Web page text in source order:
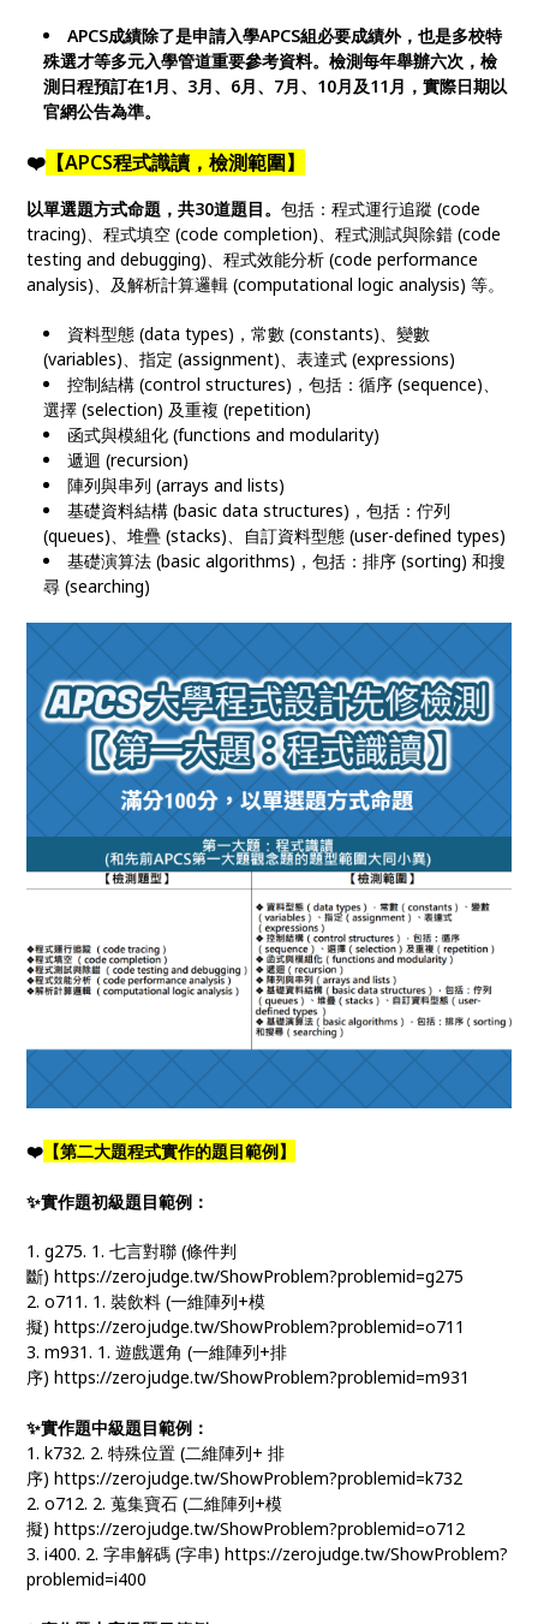
APCS成績除了是申請入學APCS組必要成績外，也是多校特
殊選才等多元入學管道重要參考資料。檢測每年舉辦六次，檢
測日程預訂在1月、3月、6月、7月、10月及11月，實際日期以
官網公告為準。
❤️ 【APCS程式識讀，檢測範圍】
以單選題方式命題，共30道題目。包括：程式運行追蹤 (code
tracing)、程式填空 (code completion)、程式測試與除錯 (code
testing and debugging)、程式效能分析 (code performance
analysis)、及解析計算邏輯 (computational logic analysis) 等。
資料型態 (data types)，常數 (constants)、變數
(variables)、指定 (assignment)、表達式 (expressions)
控制結構 (control structures)，包括：循序 (sequence)、
選擇 (selection) 及重複 (repetition)
函式與模組化 (functions and modularity)
遞迴 (recursion)
陣列與串列 (arrays and lists)
基礎資料結構 (basic data structures)，包括：佇列
(queues)、堆疊 (stacks)、自訂資料型態 (user-defined types)
基礎演算法 (basic algorithms)，包括：排序 (sorting) 和搜
尋 (searching)
❤️ 【第二大題程式實作的題目範例】
✨實作題初級題目範例：
1. g275. 1. 七言對聯 (條件判
斷) https://zerojudge.tw/ShowProblem?problemid=g275
2. o711. 1. 裝飲料 (一維陣列+模
擬) https://zerojudge.tw/ShowProblem?problemid=o711
3. m931. 1. 遊戲選角 (一維陣列+排
序) https://zerojudge.tw/ShowProblem?problemid=m931
✨實作題中級題目範例：
1. k732. 2. 特殊位置 (二維陣列+ 排
序) https://zerojudge.tw/ShowProblem?problemid=k732
2. o712. 2. 蒐集寶石 (二維陣列+模
擬) https://zerojudge.tw/ShowProblem?problemid=o712
3. i400. 2. 字串解碼 (字串) https://zerojudge.tw/ShowProblem?
problemid=i400